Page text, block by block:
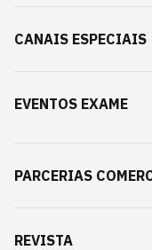
CANAIS ESPECIAIS
EVENTOS EXAME
PARCERIAS
REVISTA